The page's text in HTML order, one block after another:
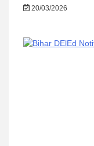
20/03/2026